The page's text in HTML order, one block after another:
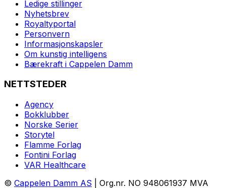
Ledige stillinger
Nyhetsbrev
Royaltyportal
Personvern
Informasjonskapsler
Om kunstig intelligens
Bærekraft i Cappelen Damm
NETTSTEDER
Agency
Bokklubber
Norske Serier
Storytel
Flamme Forlag
Fontini Forlag
VAR Healthcare
© Cappelen Damm AS | Org.nr. NO 948061937 MVA